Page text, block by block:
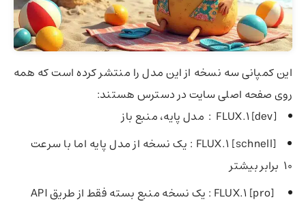
این کمپانی سه نسخه از این مدل را منتشر کرده است که همه
روی صفحه اصلی سایت در دسترس هستند:
FLUX.1 [dev] :‌ مدل پایه، منبع باز
FLUX.1 [schnell] :‌ یک نسخه از مدل پایه اما با سرعت
10 برابر بیشتر
FLUX.1 [pro] :‌ یک نسخه منبع بسته فقط از طریق API